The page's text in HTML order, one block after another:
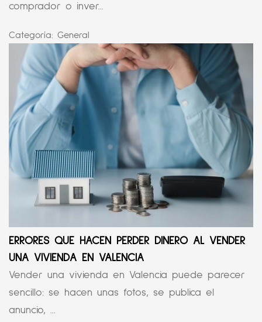
comprador o inver...
Categoría: General
ERRORES QUE HACEN PERDER DINERO AL VENDER
UNA VIVIENDA EN VALENCIA
Vender una vivienda en Valencia puede parecer
sencillo: se hacen unas fotos, se publica el
anuncio, ...